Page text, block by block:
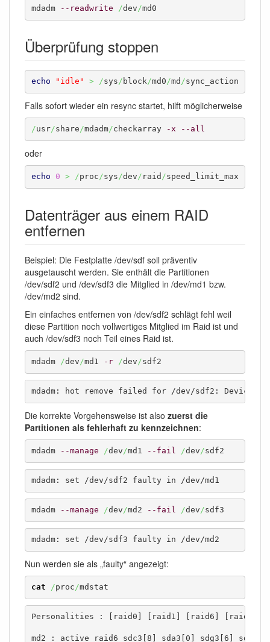
mdadm --readwrite /dev/md0
Überprüfung stoppen
echo "idle" > /sys/ block/md0/md /sync_action
Falls sofort wieder ein resync startet, hilft möglicherweise
/usr/share/mdadm/checkarray -x --all
oder
echo 0 > /proc/sys/dev/ raid /speed_limit_max
Datenträger aus einem RAID
entfernen
Beispiel: Die Festplatte /dev/sdf soll präventiv
ausgetauscht werden. Sie enthält die Partitionen
/dev/sdf2 und /dev/sdf3 die Mitglied in /dev/md1 bzw.
/dev/md2 sind.
Ein einfaches entfernen von /dev/sdf2 schlägt fehl weil
diese Partition noch vollwertiges Mitglied im Raid ist und
auch /dev/sdf3 noch Teil eines Raid ist.
mdadm /dev/md1 -r /dev/sdf2
mdadm: hot remove failed for /dev/sdf2: Device or
Die korrekte Vorgehensweise ist also zuerst die
Partitionen als fehlerhaft zu kennzeichnen:
mdadm --manage /dev/md1 --fail /dev/sdf2
mdadm: set /dev/sdf2 faulty in /dev/md1
mdadm --manage /dev/md2 --fail /dev/sdf3
mdadm: set /dev/sdf3 faulty in /dev/md2
Nun werden sie als „faulty“ angezeigt:
cat /proc/mdstat
Personalities : [raid0] [raid1] [raid6] [raid5]
md2 : active raid6 sdc3[8] sda3[0] sdg3[6]